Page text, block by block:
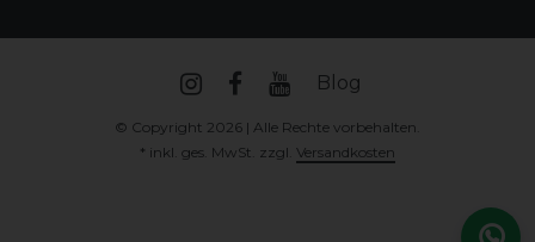
Blog
© Copyright 2026 | Alle Rechte vorbehalten.
* inkl. ges. MwSt. zzgl. Versandkosten